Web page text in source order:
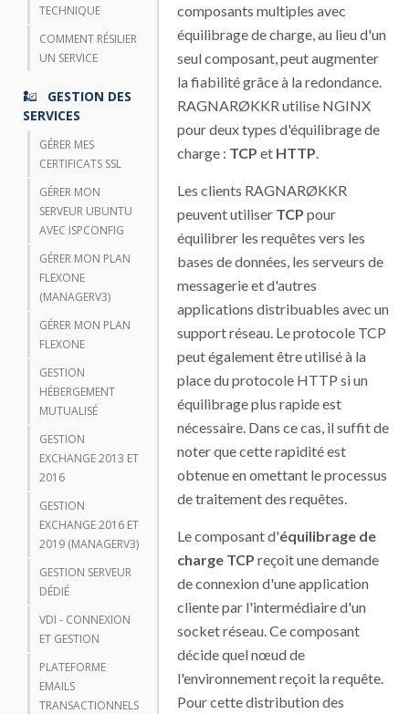
TECHNIQUE
COMMENT RÉSILIER
UN SERVICE
GESTION DES
SERVICES
GÉRER MES
CERTIFICATS SSL
GÉRER MON
SERVEUR UBUNTU
AVEC ISPCONFIG
GÉRER MON PLAN
FLEXONE
(MANAGERV3)
GÉRER MON PLAN
FLEXONE
GESTION
HÉBERGEMENT
MUTUALISÉ
GESTION
EXCHANGE 2013 ET
2016
GESTION
EXCHANGE 2016 ET
2019 (MANAGERV3)
GESTION SERVEUR
DÉDIÉ
VDI - CONNEXION
ET GESTION
PLATEFORME
EMAILS
TRANSACTIONNELS
composants multiples avec
équilibrage de charge, au lieu d'un
seul composant, peut augmenter
la fiabilité grâce à la redondance.
RAGNARØKKR utilise NGINX
pour deux types d'équilibrage de
charge : TCP et HTTP.
Les clients RAGNARØKKR
peuvent utiliser TCP pour
équilibrer les requêtes vers les
bases de données, les serveurs de
messagerie et d'autres
applications distribuables avec un
support réseau. Le protocole TCP
peut également être utilisé à la
place du protocole HTTP si un
équilibrage plus rapide est
nécessaire. Dans ce cas, il suffit de
noter que cette rapidité est
obtenue en omettant le processus
de traitement des requêtes.
Le composant d'équilibrage de
charge TCP reçoit une demande
de connexion d'une application
cliente par l'intermédiaire d'un
socket réseau. Ce composant
décide quel nœud de
l'environnement reçoit la requête.
Pour cette distribution des